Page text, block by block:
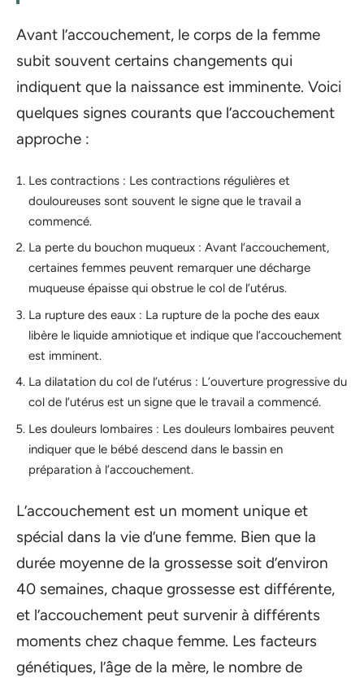
Avant l’accouchement, le corps de la femme
subit souvent certains changements qui
indiquent que la naissance est imminente. Voici
quelques signes courants que l’accouchement
approche :
Les contractions : Les contractions régulières et
douloureuses sont souvent le signe que le travail a
commencé.
La perte du bouchon muqueux : Avant l’accouchement,
certaines femmes peuvent remarquer une décharge
muqueuse épaisse qui obstrue le col de l’utérus.
La rupture des eaux : La rupture de la poche des eaux
libère le liquide amniotique et indique que l’accouchement
est imminent.
La dilatation du col de l’utérus : L’ouverture progressive du
col de l’utérus est un signe que le travail a commencé.
Les douleurs lombaires : Les douleurs lombaires peuvent
indiquer que le bébé descend dans le bassin en
préparation à l’accouchement.
L’accouchement est un moment unique et
spécial dans la vie d’une femme. Bien que la
durée moyenne de la grossesse soit d’environ
40 semaines, chaque grossesse est différente,
et l’accouchement peut survenir à différents
moments chez chaque femme. Les facteurs
génétiques, l’âge de la mère, le nombre de